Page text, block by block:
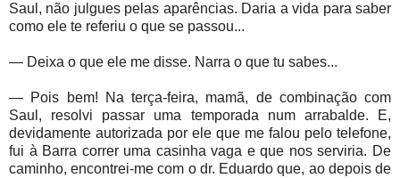
Saul, não julgues pelas aparências. Daria a vida para saber
como ele te referiu o que se passou...
— Deixa o que ele me disse. Narra o que tu sabes...
— Pois bem! Na terça-feira, mamã, de combinação com
Saul, resolvi passar uma temporada num arrabalde. E,
devidamente autorizada por ele que me falou pelo telefone,
fui à Barra correr uma casinha vaga e que nos serviria. De
caminho, encontrei-me com o dr. Eduardo que, ao depois de